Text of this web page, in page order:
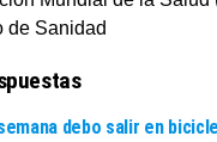
de Sanidad
debo salir en